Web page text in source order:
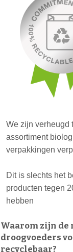
We zijn verheugd
assortiment
verpakkingen
Dit is slechts het
producten tegen
hebben
Waarom zijn de
droogvoeders
recyclebaar?